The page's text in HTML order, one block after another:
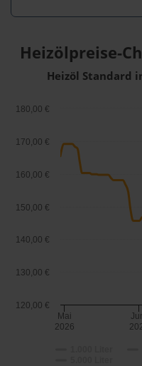
Heizölpreise-
Heizöl Standard
Mai
2026
120,00 €
130,00 €
140,00 €
150,00 €
160,00 €
170,00 €
180,00 €